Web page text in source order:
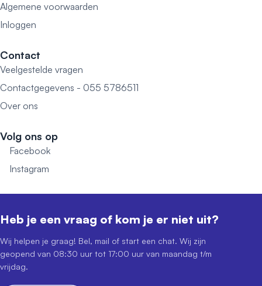
Algemene voorwaarden
Inloggen
Contact
Veelgestelde vragen
Contactgegevens - 055 5786511
Over ons
Volg ons op
Facebook
Instagram
Heb je een vraag of kom je er niet uit?
Wij helpen je graag! Bel, mail of start een chat. Wij zijn
geopend van 08:30 uur tot 17:00 uur van maandag t/m
vrijdag.